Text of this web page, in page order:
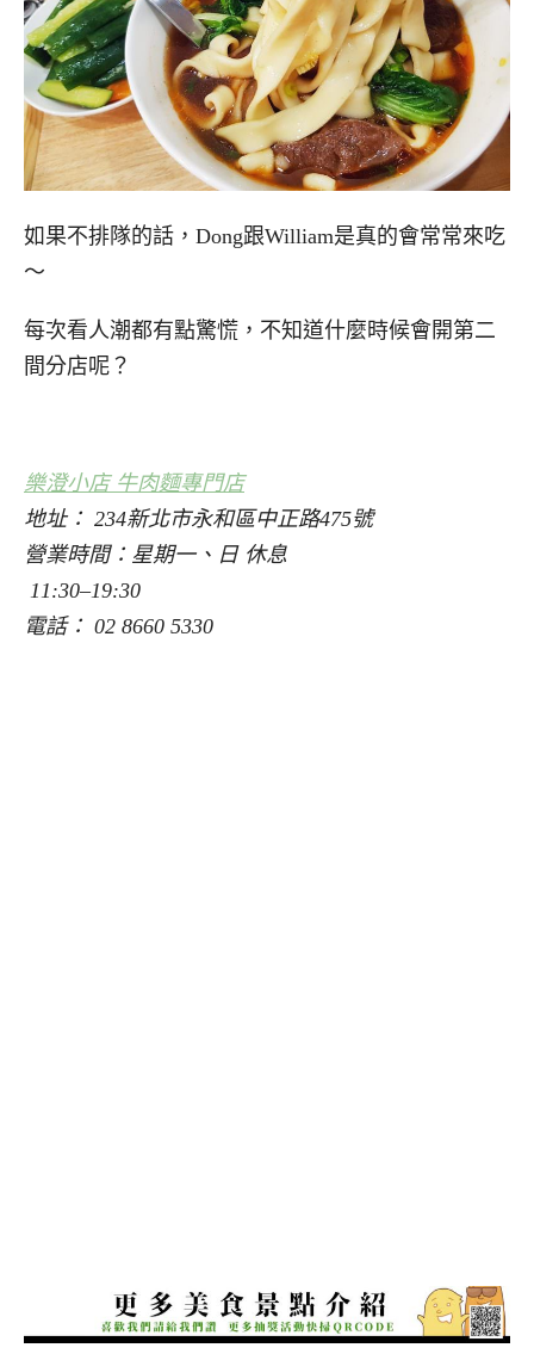
如果不排隊的話，Dong跟William是真的會常常來吃
～
每次看人潮都有點驚慌，不知道什麼時候會開第二
間分店呢？
樂澄小店 牛肉麵專門店
地址： 234新北市永和區中正路475號
營業時間：星期一、日 休息
11:30–19:30
電話： 02 8660 5330